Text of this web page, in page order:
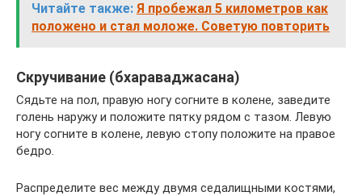
Читайте также: Я пробежал 5 километров как
положено и стал моложе. Советую повторить
Скручивание (бхараваджасана)
Сядьте на пол, правую ногу согните в колене, заведите
голень наружу и положите пятку рядом с тазом. Левую
ногу согните в колене, левую стопу положите на правое
бедро.
Распределите вес между двумя седалищными костями,